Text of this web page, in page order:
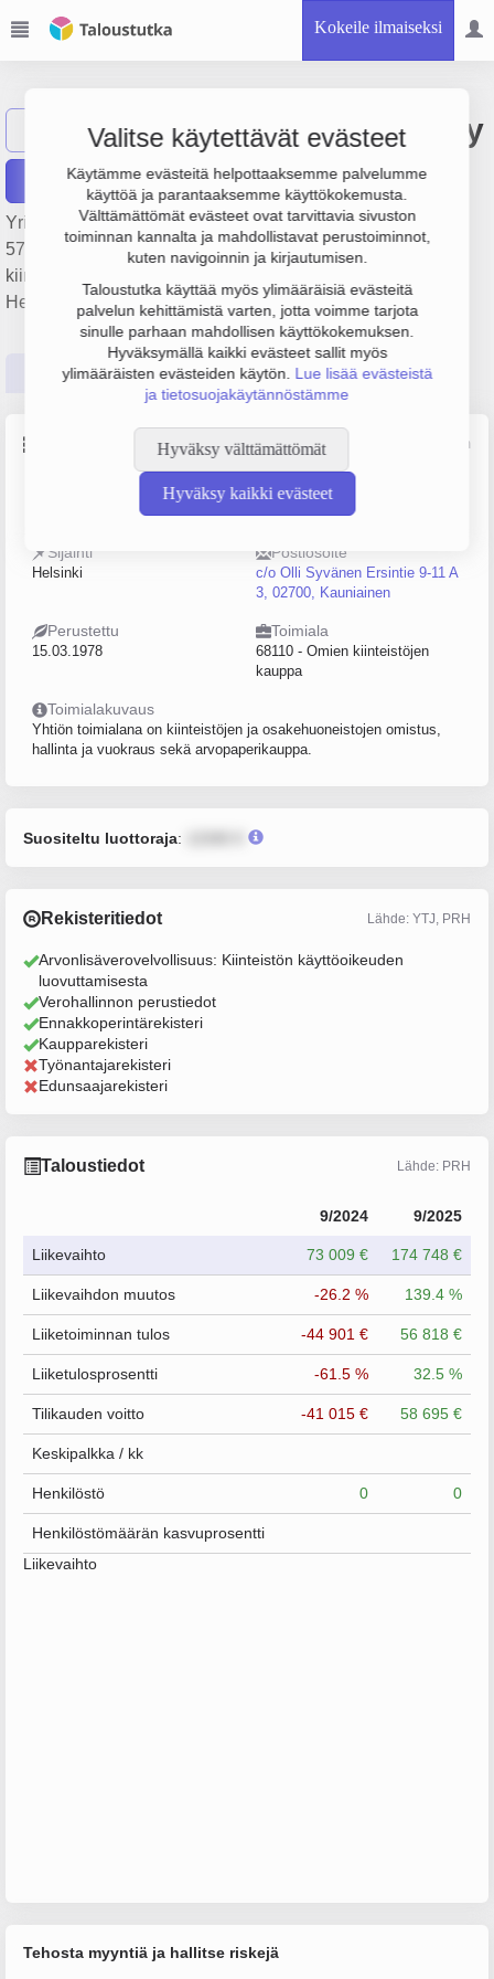
Kokeile ilmaiseksi
Valitse käytettävät evästeet
Käytämme evästeitä helpottaaksemme palvelumme
käyttöä ja parantaaksemme käyttökokemusta.
Välttämättömät evästeet ovat tarvittavia sivuston
toiminnan kannalta ja mahdollistavat perustoiminnot,
kuten navigoinnin ja kirjautumisen.
Taloustutka käyttää myös ylimääräisiä evästeitä
palvelun kehittämistä varten, jotta voimme tarjota
sinulle parhaan mahdollisen käyttökokemuksen.
Hyväksymällä kaikki evästeet sallit myös
ylimääräisten evästeiden käytön. Lue lisää evästeistä
ja tietosuojakäytännöstämme
Hyväksy välttämättömät
Hyväksy kaikki evästeet
Näytä haku S Syvänen-Invest Oy
Raportit
Yrityksen Syvänen-Invest Oy liikevaihto on 175 000 €, tulos
57 000 € ja henkilöstömäärä 0. Sen päätoimiala on Omien
kiinteistöjen kauppa, perustamisvuosi 1978 ja sijainti
Helsinki. Yrityksen yhtiömuoto Osakeyhtiö (OY).
Perustiedot Tilinpäätösluvut Päättäjätiedot
Lähde: YTJ, PRH, Traficom
Henkilöstömäärä
0–4
Sijainti
Helsinki
Postiosoite
c/o Olli Syvänen Ersintie 9-11 A
3, 02700, Kauniainen
Perustettu
15.03.1978
Toimiala
68110 - Omien kiinteistöjen
kauppa
Toimialakuvaus
Yhtiön toimialana on kiinteistöjen ja osakehuoneistojen omistus,
hallinta ja vuokraus sekä arvopaperikauppa.
Suositeltu luottoraja:
Rekisteritiedot Lähde: YTJ, PRH
Arvonlisäverovelvollisuus: Kiinteistön käyttöoikeuden
luovuttamisesta
Verohallinnon perustiedot
Ennakkoperintärekisteri
Kaupparekisteri
Työnantajarekisteri
Edunsaajarekisteri
Taloustiedot Lähde: PRH
9/2024 9/2025
Liikevaihto 73 009 € 174 748 €
Liikevaihdon muutos -26.2 % 139.4 %
Liiketoiminnan tulos -44 901 € 56 818 €
Liiketulosprosentti -61.5 % 32.5 %
Tilikauden voitto -41 015 € 58 695 €
Keskipalkka / kk
Henkilöstö 0 0
Henkilöstömäärän kasvuprosentti
Liikevaihto
Tehosta myyntiä ja hallitse riskejä